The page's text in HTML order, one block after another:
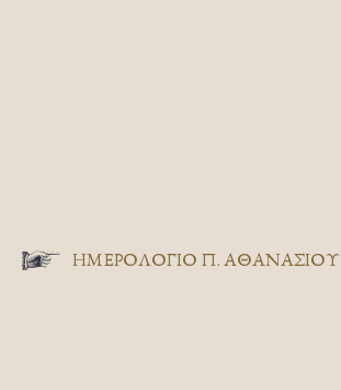
ΗΜΕΡΟΛΟΓΙΟ Π. ΑΘΑΝΑΣΙΟΥ